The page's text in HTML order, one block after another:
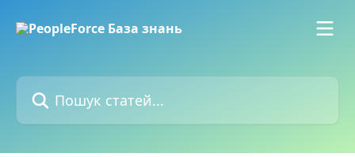
Пошук статей...